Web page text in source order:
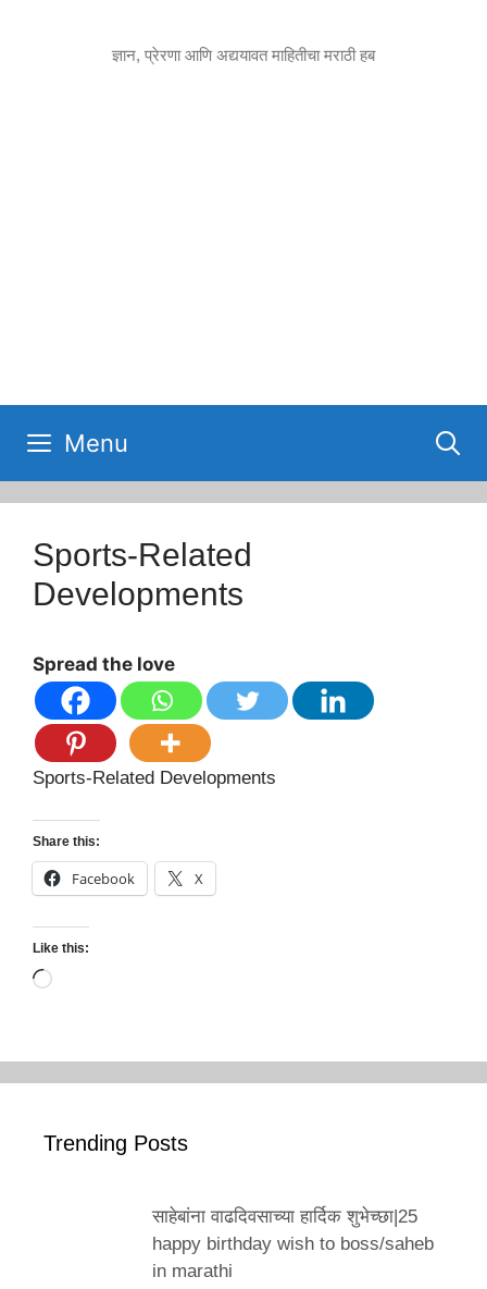
ज्ञान, प्रेरणा आणि अद्ययावत माहितीचा मराठी हब
Menu
Sports-Related
Developments
Spread the love
Sports-Related Developments
Share this:
Facebook X
Like this:
Loading…
Trending Posts
साहेबांना वाढदिवसाच्या हार्दिक शुभेच्छा|25
happy birthday wish to boss/saheb
in marathi